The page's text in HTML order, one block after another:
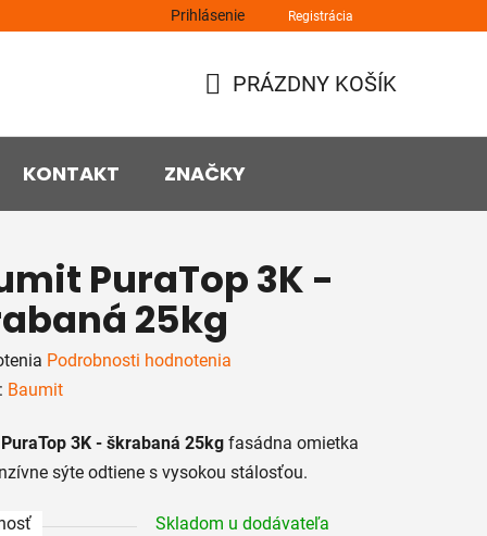
Prihlásenie Registrácia
KOŠÍK
PRÁZDNY KOŠÍK
KONTAKT ZNAČKY
PuraTop 3K -
25kg
Podrobnosti hodnotenia
Baumit
3K - škrabaná 25kg fasádna omietka
sýte odtiene s vysokou stálosťou.
Skladom u dodávateľa